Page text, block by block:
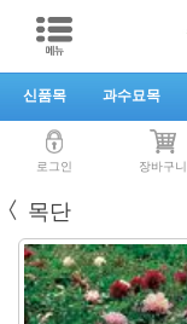
신품목 과수묘목
로그인 장바구니
〈 목단